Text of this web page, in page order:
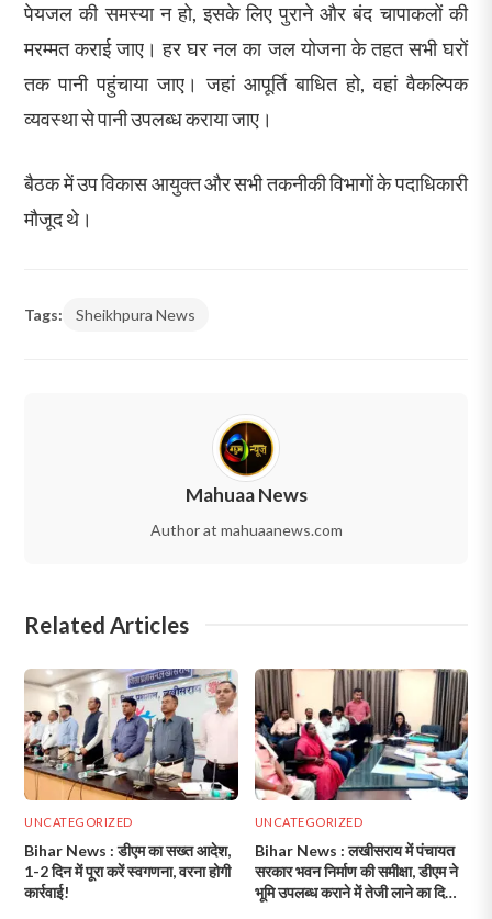
पेयजल की समस्या न हो, इसके लिए पुराने और बंद चापाकलों की
मरम्मत कराई जाए। हर घर नल का जल योजना के तहत सभी घरों
तक पानी पहुंचाया जाए। जहां आपूर्ति बाधित हो, वहां वैकल्पिक
व्यवस्था से पानी उपलब्ध कराया जाए।
बैठक में उप विकास आयुक्त और सभी तकनीकी विभागों के पदाधिकारी
मौजूद थे।
Tags: Sheikhpura News
Mahuaa News
Author at mahuaanews.com
Related Articles
UNCATEGORIZED
Bihar News : डीएम का सख्त आदेश,
1-2 दिन में पूरा करें स्वगणना, वरना होगी
कार्रवाई!
UNCATEGORIZED
Bihar News : लखीसराय में पंचायत
सरकार भवन निर्माण की समीक्षा, डीएम ने
भूमि उपलब्ध कराने में तेजी लाने का दिया